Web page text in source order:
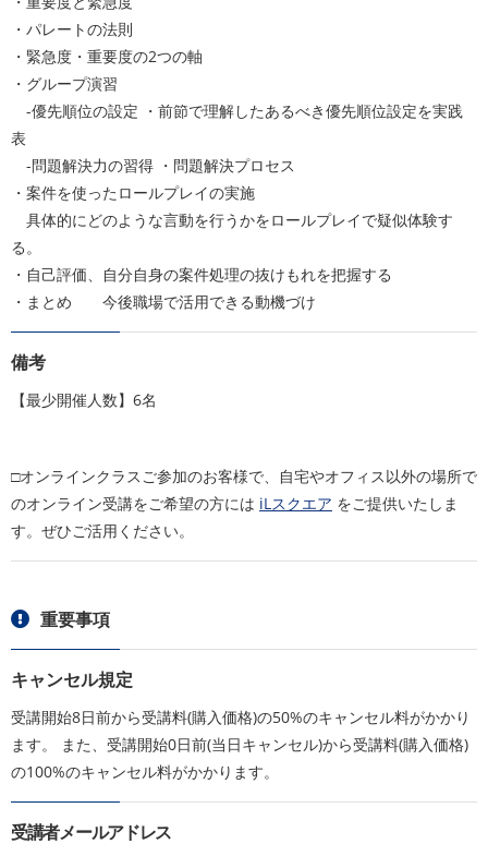
・パレートの法則
・緊急度・重要度の2つの軸
・グループ演習
-優先順位の設定 ・前節で理解したあるべき優先順位設定を実践
表
-問題解決力の習得 ・問題解決プロセス
・案件を使ったロールプレイの実施
具体的にどのような言動を行うかをロールプレイで疑似体験す
る。
・自己評価、自分自身の案件処理の抜けもれを把握する
・まとめ 今後職場で活用できる動機づけ
備考
【最少開催人数】6名
□オンラインクラスご参加のお客様で、自宅やオフィス以外の場所で
のオンライン受講をご希望の方には iLスクエア をご提供いたしま
す。ぜひご活用ください。
重要事項
キャンセル規定
受講開始8日前から受講料(購入価格)の50%のキャンセル料がかかり
ます。 また、受講開始0日前(当日キャンセル)から受講料(購入価格)
の100%のキャンセル料がかかります。
受講者メールアドレス